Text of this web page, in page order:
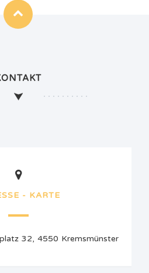
- KARTE
32, 4550 Kremsmünster